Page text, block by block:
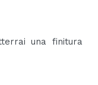
una finitura
e pigmentato in